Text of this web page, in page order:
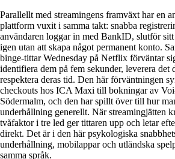
Parallellt med streamingens framväxt har en
plattform vuxit i samma takt: snabba
användaren loggar in med BankID, slutför
igen utan att skapa något permanent konto.
binge-tittar Wednesday på Netflix förväntar
identifiera dem på fem sekunder, leverera det
respektera deras tid. Den här förväntningen
checkouts hos ICA Maxi till bokningar av
Södermalm, och den har spillt över till hur
underhållning generellt. När streamingjätten
tvåfaktor i tre led ger tittaren upp och letar
direkt. Det är i den här psykologiska
underhållning, mobilappar och utländska
samma språk.